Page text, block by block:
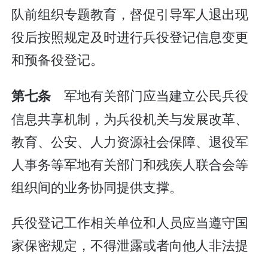
队前组织专题教育，督促引导军人退出现
役后按照规定及时进行兵役登记信息变更
和预备役登记。
第七条军地有关部门应当建立公民兵役
信息共享机制，为兵役机关与发展改革、
教育、公安、人力资源社会保障、退役军
人事务等军地有关部门和残疾人联合会等
组织间的业务协同提供支撑。
兵役登记工作相关单位和人员应当遵守国
家保密规定，不得泄露或者向他人非法提